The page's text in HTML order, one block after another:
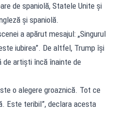
de spaniolă, Statele Unite și
și spaniolă.
a apărut mesajul: „Singurul
iubirea”. De altfel, Trump își
de artiști încă înainte de
o alegere groaznică. Tot ce
Este teribil”, declara acesta